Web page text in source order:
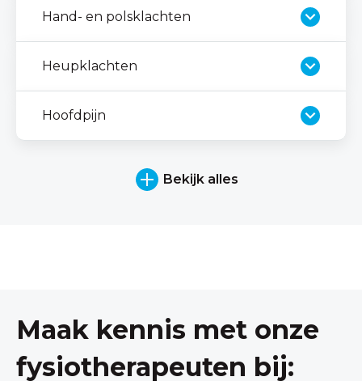
Hand- en polsklachten
Heupklachten
Hoofdpijn
Bekijk alles
Maak kennis met onze
fysiotherapeuten bij: